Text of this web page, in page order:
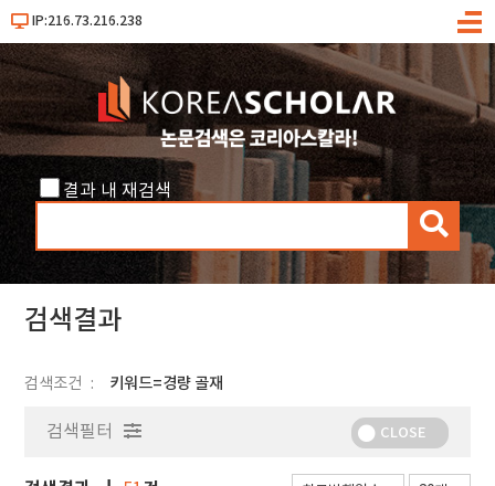
IP:216.73.216.238
메
결과 내 재검색
검
색
검색결과
검색조건 키워드=경량 골재
검색필터 CLOSE